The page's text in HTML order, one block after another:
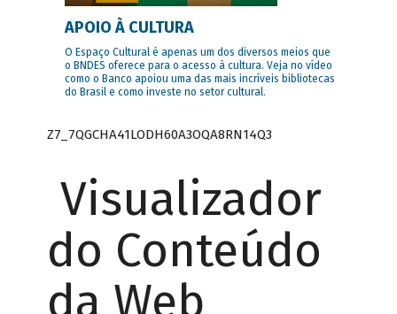
APOIO À CULTURA
O Espaço Cultural é apenas um dos diversos meios que
o BNDES oferece para o acesso à cultura. Veja no vídeo
como o Banco apoiou uma das mais incríveis bibliotecas
do Brasil e como investe no setor cultural.
Z7_7QGCHA41LODH60A3OQA8RN14Q3
Visualizador
do Conteúdo
da Web